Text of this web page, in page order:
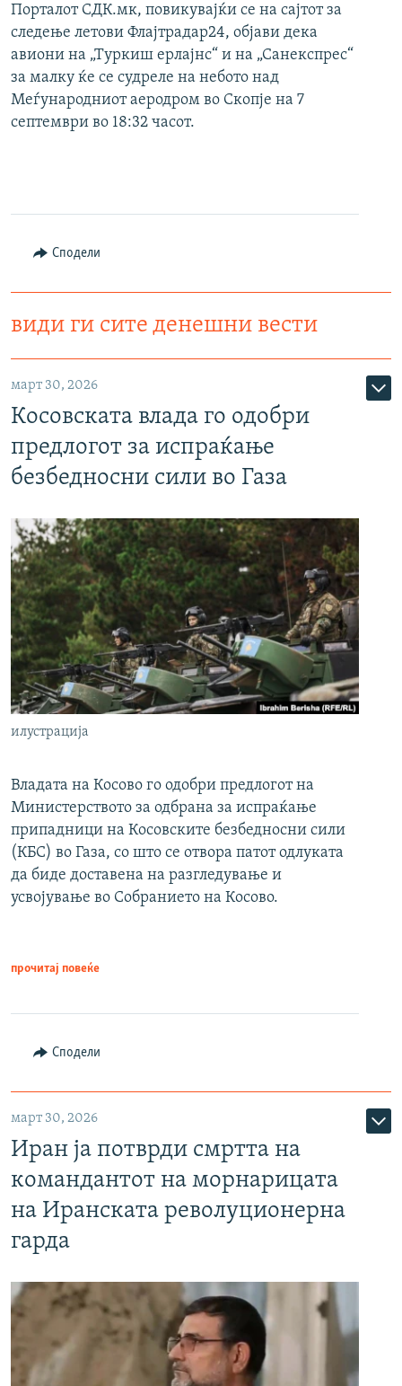
Порталот СДК.мк, повикувајќи се на сајтот за
следење летови Флајтрадар24, објави дека
авиони на „Туркиш ерлајнс“ и на „Санекспрес“
за малку ќе се судреле на небото над
Меѓународниот аеродром во Скопје на 7
септември во 18:32 часот.
Сподели
види ги сите денешни вести
март 30, 2026
Косовската влада го одобри
предлогот за испраќање
безбедносни сили во Газа
илустрација
Владата на Косово го одобри предлогот на
Министерството за одбрана за испраќање
припадници на Косовските безбедносни сили
(КБС) во Газа, со што се отвора патот одлуката
да биде доставена на разгледување и
усвојување во Собранието на Косово.
прочитај повеќе
Сподели
март 30, 2026
Иран ја потврди смртта на
командантот на морнарицата
на Иранската револуционерна
гарда